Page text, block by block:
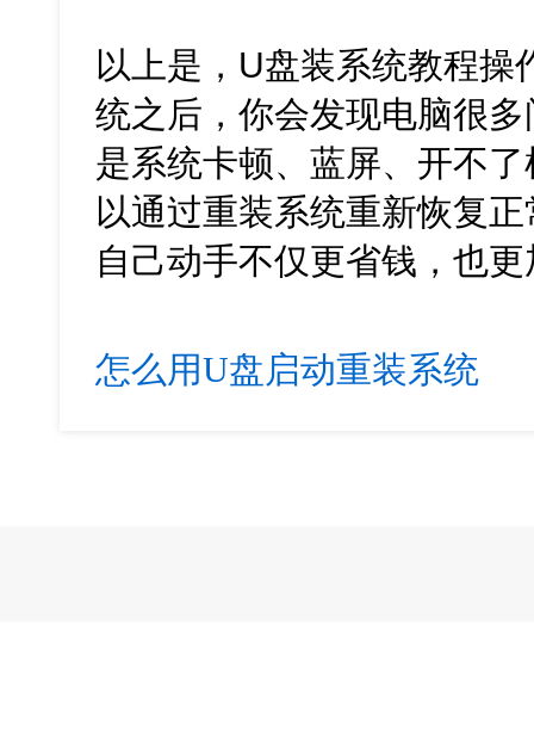
以上是，U盘装系统教程
统之后，你会发现电脑很
是系统卡顿、蓝屏、开不
以通过重装系统重新恢复
自己动手不仅更省钱，也
怎么用U盘启动重装系统